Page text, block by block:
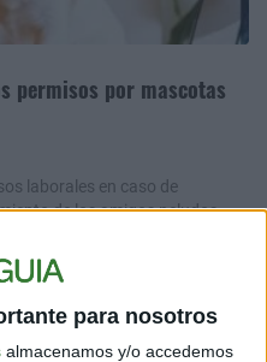
para nosotros
almacenamos y/o accedemos
permisos por mascotas
laborales en caso de
de los amigos peludos.